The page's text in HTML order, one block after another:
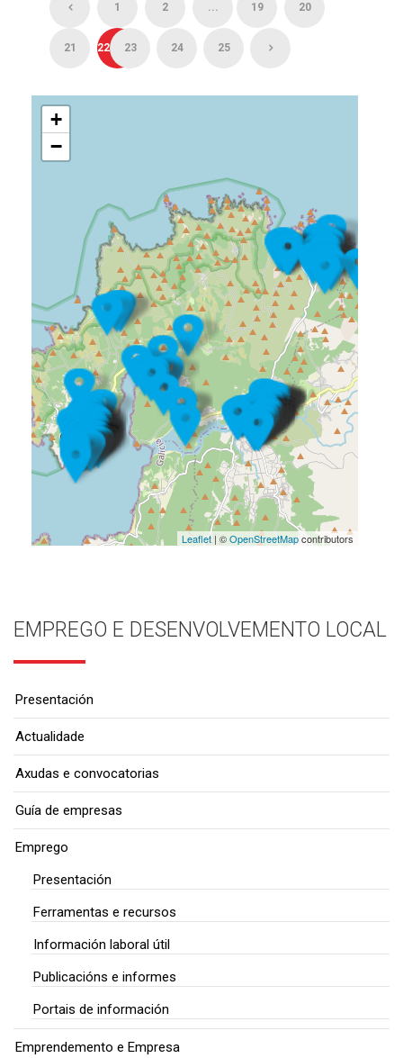
1 2 ... 19 20
21 22 23 24 25
+
−
Leaflet| ©OpenStreetMapcontributors
EMPREGO E DESENVOLVEMENTO LOCAL
Presentación
Actualidade
Axudas e convocatorias
Guía de empresas
Emprego
Presentación
Ferramentas e recursos
Información laboral útil
Publicacións e informes
Portais de información
Emprendemento e Empresa